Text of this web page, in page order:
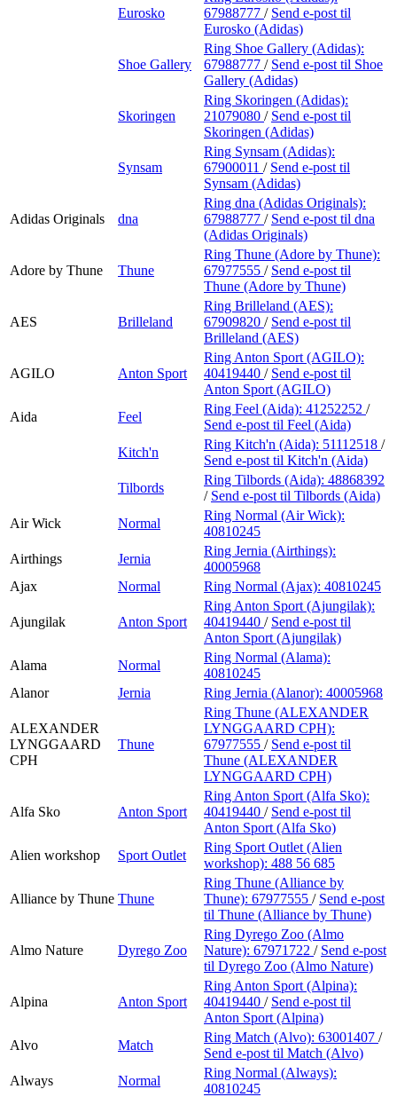
Eurosko
67988777 / Send e-post til
Eurosko (Adidas)
Shoe Gallery
Ring Shoe Gallery (Adidas):
67988777 / Send e-post til Shoe
Gallery (Adidas)
Skoringen
Ring Skoringen (Adidas):
21079080 / Send e-post til
Skoringen (Adidas)
Synsam
Ring Synsam (Adidas):
67900011 / Send e-post til
Synsam (Adidas)
Adidas Originals dna
Ring dna (Adidas Originals):
67988777 / Send e-post til dna
(Adidas Originals)
Adore by Thune Thune
Ring Thune (Adore by Thune):
67977555 / Send e-post til
Thune (Adore by Thune)
AES Brilleland
Ring Brilleland (AES):
67909820 / Send e-post til
Brilleland (AES)
AGILO Anton Sport
Ring Anton Sport (AGILO):
40419440 / Send e-post til
Anton Sport (AGILO)
Aida
Feel
Ring Feel (Aida): 41252252 /
Send e-post til Feel (Aida)
Kitch'n
Ring Kitch'n (Aida): 51112518 /
Send e-post til Kitch'n (Aida)
Tilbords
Ring Tilbords (Aida): 48868392
/ Send e-post til Tilbords (Aida)
Air Wick
Normal
Ring Normal (Air Wick):
40810245
Airthings
Jernia
Ring Jernia (Airthings):
40005968
Ajax
Normal Ring Normal (Ajax): 40810245
Ajungilak Anton Sport
Ring Anton Sport (Ajungilak):
40419440 / Send e-post til
Anton Sport (Ajungilak)
Alama
Normal
Ring Normal (Alama):
40810245
Alanor
Jernia Ring Jernia (Alanor): 40005968
ALEXANDER
LYNGGAARD
CPH
Thune
Ring Thune (ALEXANDER
LYNGGAARD CPH):
67977555 / Send e-post til
Thune (ALEXANDER
LYNGGAARD CPH)
Alfa Sko Anton Sport
Ring Anton Sport (Alfa Sko):
40419440 / Send e-post til
Anton Sport (Alfa Sko)
Alien workshop
Sport Outlet
Ring Sport Outlet (Alien
workshop): 488 56 685
Alliance by Thune Thune
Ring Thune (Alliance by
Thune): 67977555 / Send e-post
til Thune (Alliance by Thune)
Almo Nature Dyrego Zoo
Ring Dyrego Zoo (Almo
Nature): 67971722 / Send e-post
til Dyrego Zoo (Almo Nature)
Alpina Anton Sport
Ring Anton Sport (Alpina):
40419440 / Send e-post til
Anton Sport (Alpina)
Alvo
Match
Ring Match (Alvo): 63001407 /
Send e-post til Match (Alvo)
Always
Normal
Ring Normal (Always):
40810245